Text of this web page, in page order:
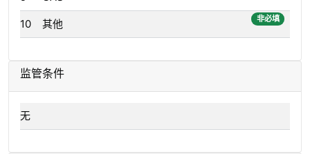
10 其他 非必填
监管条件
无